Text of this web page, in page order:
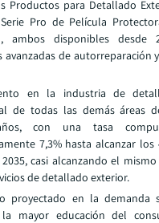
Productos para Detallado
Pro de Película
ambos disponibles desde
avanzadas de autorreparación
en la industria de
de todas las demás áreas
con una tasa
7,3% hasta alcanzar
casi alcanzando el
de detallado exterior.
proyectado en la demanda
mayor educación del